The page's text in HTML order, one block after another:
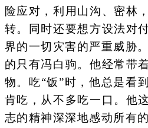
险应对，利用山沟、密林
转。同时还要想方设法对
界的一切灾害的严重威胁
的只有冯白驹。他经常带
物。吃“饭”时，他总是看
肯吃，从不多吃一口。他
志的精神深深地感动所有